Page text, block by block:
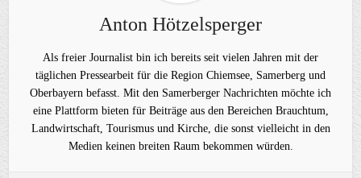
Anton Hötzelsperger
Als freier Journalist bin ich bereits seit vielen Jahren mit der
täglichen Pressearbeit für die Region Chiemsee, Samerberg und
Oberbayern befasst. Mit den Samerberger Nachrichten möchte ich
eine Plattform bieten für Beiträge aus den Bereichen Brauchtum,
Landwirtschaft, Tourismus und Kirche, die sonst vielleicht in den
Medien keinen breiten Raum bekommen würden.